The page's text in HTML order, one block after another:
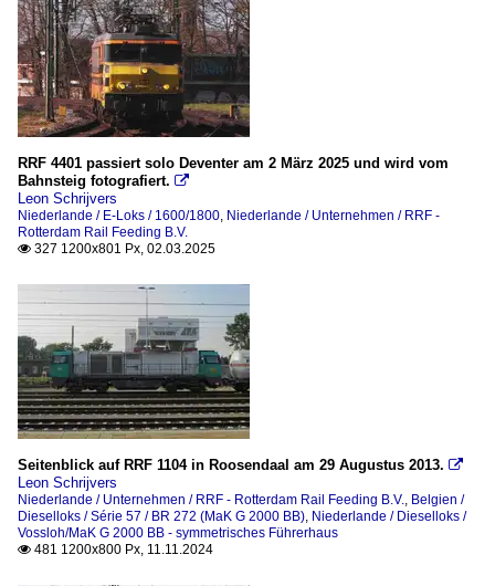
RRF 4401 passiert solo Deventer am 2 März 2025 und wird vom
Bahnsteig fotografiert. 
Leon Schrijvers
Niederlande / E-Loks / 1600/1800, Niederlande / Unternehmen / RRF -
Rotterdam Rail Feeding B.V.
 327 1200x801 Px, 02.03.2025
Seitenblick auf RRF 1104 in Roosendaal am 29 Augustus 2013. 
Leon Schrijvers
Niederlande / Unternehmen / RRF - Rotterdam Rail Feeding B.V., Belgien /
Dieselloks / Série 57 / BR 272 (MaK G 2000 BB), Niederlande / Dieselloks /
Vossloh/MaK G 2000 BB - symmetrisches Führerhaus
 481 1200x800 Px, 11.11.2024